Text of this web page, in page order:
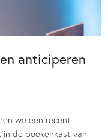
anticiperen
we een recent
de boekenkast van